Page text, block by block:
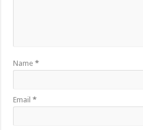
Name*
Email*